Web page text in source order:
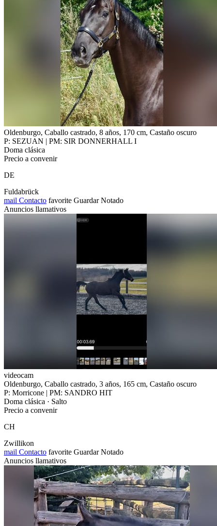
Oldenburgo, Caballo castrado, 8 años, 170 cm, Castaño oscuro
P: SEZUAN | PM: SIR DONNERHALL I
Doma clásica
Precio a convenir
DE
Fuldabrück
mail Contacto favorite Guardar Notado
Anuncios llamativos
videocam
Oldenburgo, Caballo castrado, 3 años, 165 cm, Castaño oscuro
P: Morricone | PM: SANDRO HIT
Doma clásica · Salto
Precio a convenir
CH
Zwillikon
mail Contacto favorite Guardar Notado
Anuncios llamativos